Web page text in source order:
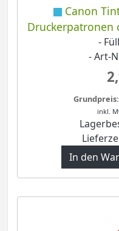
Canon
Druckerpatronen
-
- Art-
Grundpreis:
inkl.
In den